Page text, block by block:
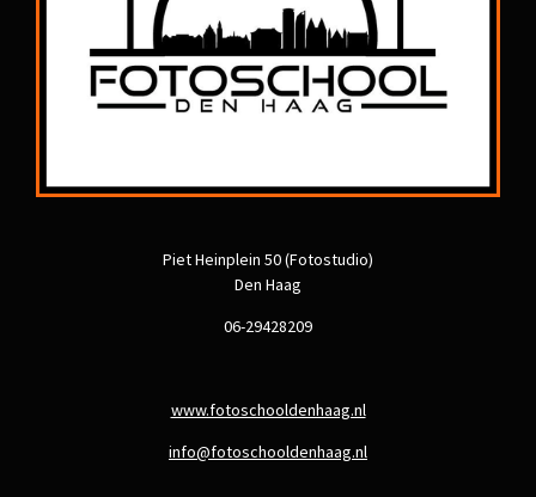
Piet Heinplein 50 (Fotostudio)
Den Haag
06-29428209
www.fotoschooldenhaag.nl
info@fotoschooldenhaag.nl